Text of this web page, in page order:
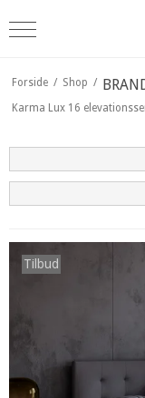
Forside / Shop /
Karma Lux 16
Tilbud